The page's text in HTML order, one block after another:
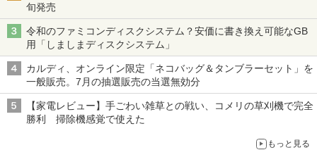
旬発売
令和のファミコンディスクシステム？安価に書き換え可能なGB
用「しましまディスクシステム」
カルディ、オンライン限定「ネコバッグ＆タンブラーセット」を
一般販売。7月の抽選販売の当選無効分
【家電レビュー】手ごわい雑草との戦い、コメリの草刈機で完全
勝利 掃除機感覚で使えた
もっと見る